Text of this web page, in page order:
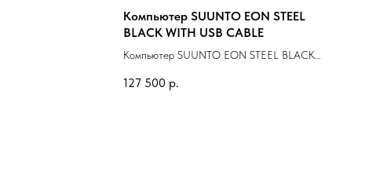
Компьютер SUUNTO EON STEEL
BLACK WITH USB CABLE
Компьютер SUUNTO EON STEEL BLACK
127 500 р.